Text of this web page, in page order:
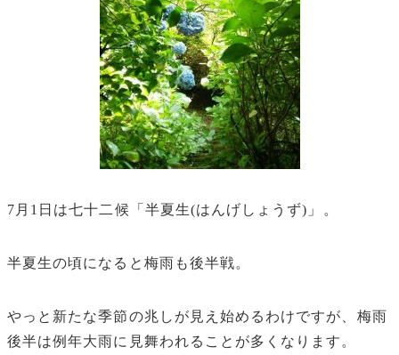
7月1日は七十二候「半夏生(はんげしょうず)」。
半夏生の頃になると梅雨も後半戦。
やっと新たな季節の兆しが見え始めるわけですが、梅雨
後半は例年大雨に見舞われることが多くなります。